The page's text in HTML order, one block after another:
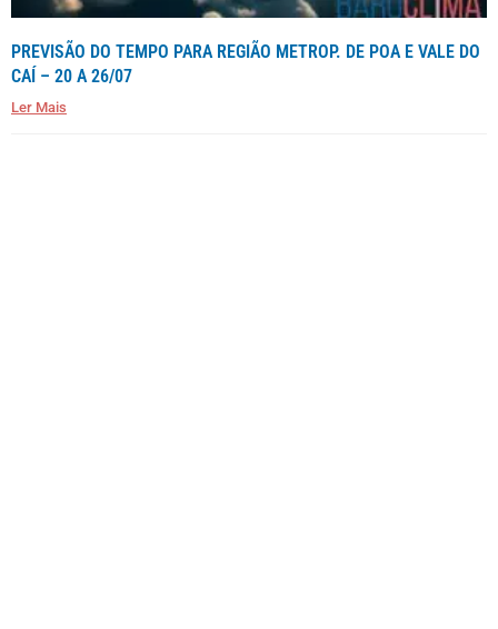
PREVISÃO DO TEMPO PARA REGIÃO METROP. DE POA E VALE DO
CAÍ – 20 A 26/07
Ler Mais